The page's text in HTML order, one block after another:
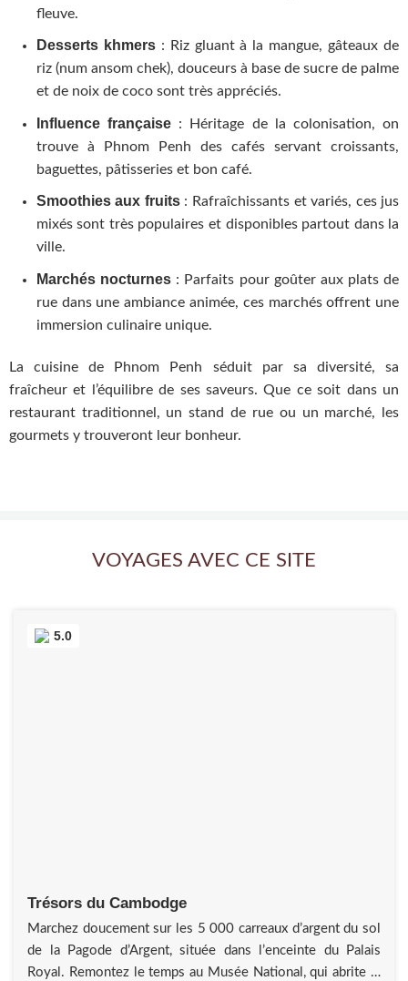
fleuve.
Desserts khmers: Riz gluant à la mangue, gâteaux de
riz (num ansom chek), douceurs à base de sucre de palme
et de noix de coco sont très appréciés.
Influence française : Héritage de la colonisation, on
trouve à Phnom Penh des cafés servant croissants,
baguettes, pâtisseries et bon café.
Smoothies aux fruits: Rafraîchissants et variés, ces jus
mixés sont très populaires et disponibles partout dans la
ville.
Marchés nocturnes: Parfaits pour goûter aux plats de
rue dans une ambiance animée, ces marchés offrent une
immersion culinaire unique.
La cuisine de Phnom Penh séduit par sa diversité, sa
fraîcheur et l’équilibre de ses saveurs. Que ce soit dans un
restaurant traditionnel, un stand de rue ou un marché, les
gourmets y trouveront leur bonheur.
VOYAGES AVEC CE SITE
5.0
Trésors du Cambodge
Marchez doucement sur les 5 000 carreaux d’argent du sol
de la Pagode d’Argent, située dans l’enceinte du Palais
Royal. Remontez le temps au Musée National, qui abrite la